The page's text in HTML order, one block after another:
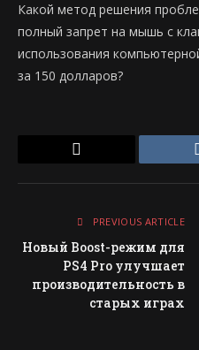
Какой метод решения
полный запрет на мышь с
использования
за 150 долларов?
PREVIOUS ARTICLE
Новый Boost-режим для
PS4 Pro улучшает
производительность в
старых играх